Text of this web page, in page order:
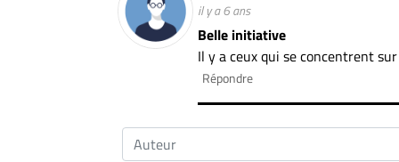
il y a 6 ans
Belle initiative
Il y a ceux qui se concentrent
Répondre